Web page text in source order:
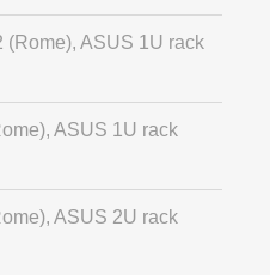
ASUS 1U rack
ASUS 1U rack
ASUS 2U rack